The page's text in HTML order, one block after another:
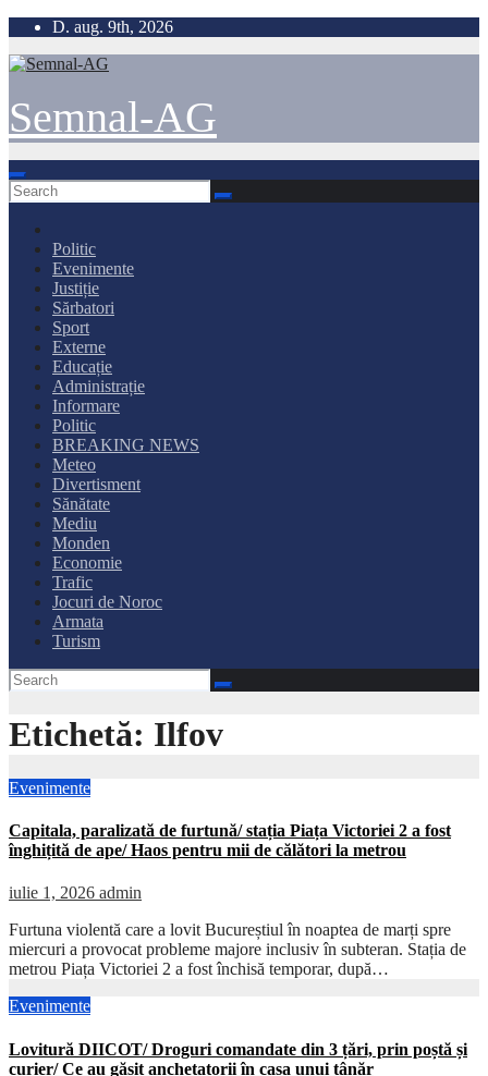
Skip
content
D. aug. 9th, 2026
Semnal-AG
Politic
Evenimente
Justiție
Sărbatori
Sport
Externe
Educație
Administrație
Informare
Politic
BREAKING NEWS
Meteo
Divertisment
Sănătate
Mediu
Monden
Economie
Trafic
Jocuri de Noroc
Armata
Turism
Etichetă: Ilfov
Evenimente
Capitala, paralizată de furtună/ stația Piața Victoriei 2 a fost
înghițită de ape/ Haos pentru mii de călători la metrou
iulie 1, 2026 admin
Furtuna violentă care a lovit Bucureștiul în noaptea de marți spre
miercuri a provocat probleme majore inclusiv în subteran. Stația de
metrou Piața Victoriei 2 a fost închisă temporar, după…
Evenimente
Lovitură DIICOT/ Droguri comandate din 3 țări, prin poștă și
curier/ Ce au găsit anchetatorii în casa unui tânăr